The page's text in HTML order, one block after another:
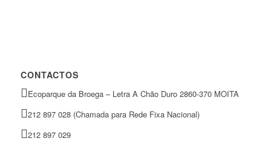
CONTACTOS
Ecoparque da Broega – Letra A Chão Duro 2860-370 MOITA
212 897 028 (Chamada para Rede Fixa Nacional)
212 897 029